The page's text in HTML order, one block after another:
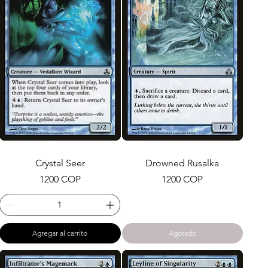
Crystal Seer
Precio
1200 COP
Agregar al carrito
Drowned Rusalka
Precio
1200 COP
Agotado